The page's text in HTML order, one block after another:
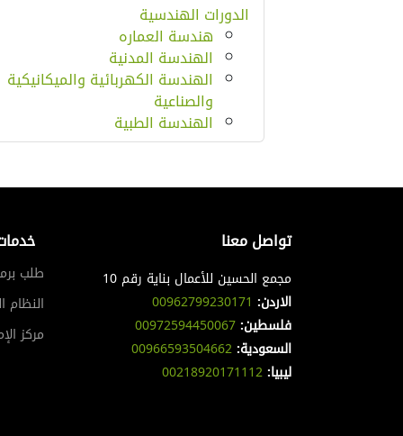
الدورات الهندسية
هندسة العماره
الهندسة المدنية
الهندسة الكهربائية والميكانيكية
والصناعية
الهندسة الطبية
طلب
النظام
مركز
تواصل معنا
مجمع الحسين للأعمال بناية رقم 10
الاردن: 00962799230171
فلسطين:00972594450067
السعودية:00966593504662
ليبيا:00218920171112